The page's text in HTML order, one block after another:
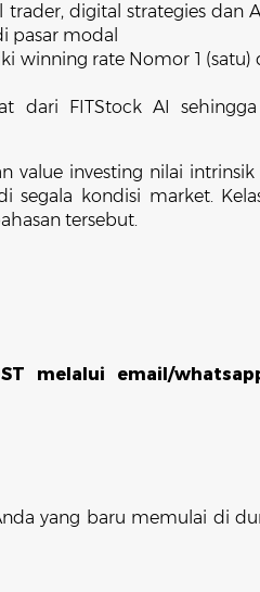
digital strategies dan
pasar modal
winning rate Nomor 1 (satu)
dari FITStock AI
value investing nilai
segala kondisi market.
tersebut.
melalui email/
yang baru memulai di